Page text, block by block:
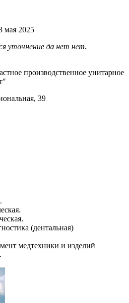
мая 2025
уточнение да нет нет.
производственное унитарное
39
(дентальная)
медтехники и изделий